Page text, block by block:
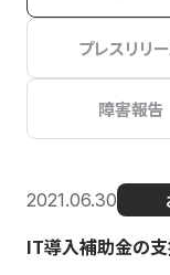
プレスリリ
障害報告
2021.06.30
IT導入補助金の支